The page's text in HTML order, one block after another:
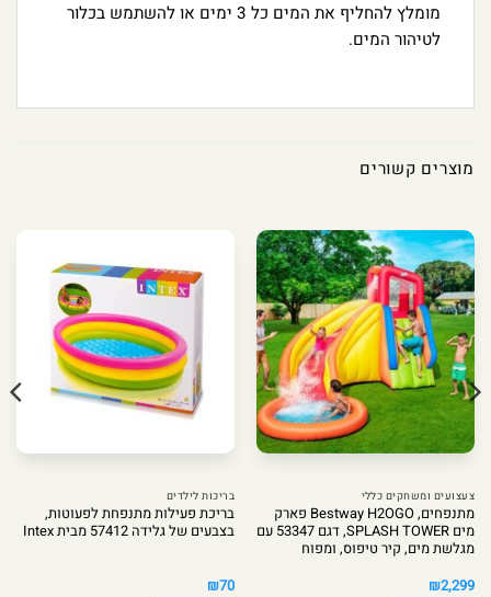
מומלץ להחליף את המים כל 3 ימים או להשתמש בכלור
לטיהור המים.
מוצרים קשורים
צעצועים ומשחקים כללי
מתנפחים, Bestway H2OGO פארק
מים SPLASH TOWER, דגם 53347 עם
מגלשת מים, קיר טיפוס, ומפוח
₪2,299
בריכות לילדים
בריכת פעילות מתנפחת לפעוטות,
בצבעים של גלידה 57412 מבית Intex
₪70